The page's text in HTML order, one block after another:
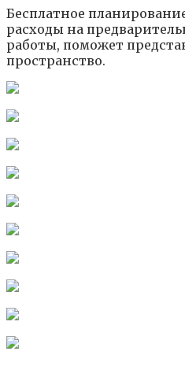
Бесплатное
расходы на
работы, поможет
пространство.